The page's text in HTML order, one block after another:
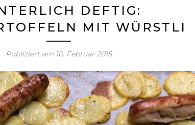
DEFTIG:
MIT WÜRSTLI
Publiziert am 10. Februar 2015